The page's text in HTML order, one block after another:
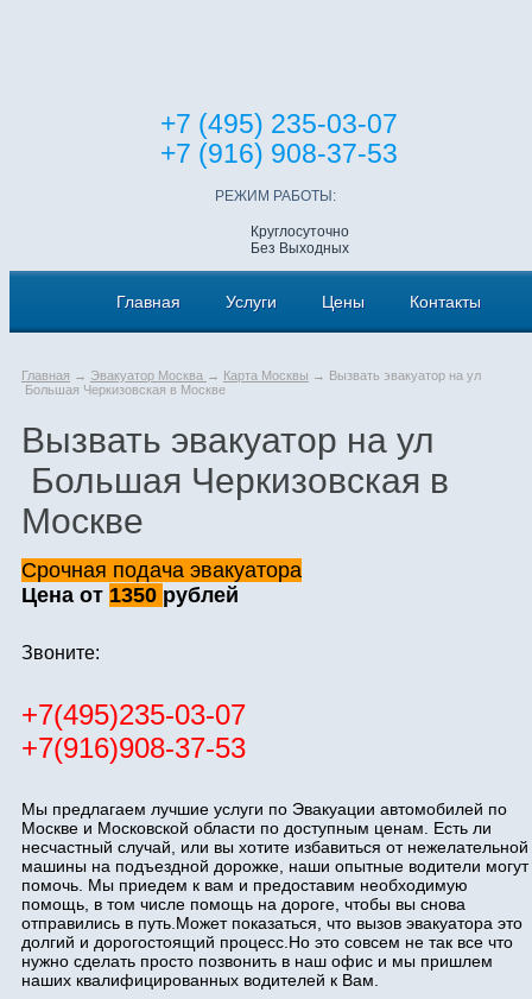
+7 (495) 235-03-07
+7 (916) 908-37-53
РЕЖИМ РАБОТЫ:
Круглосуточно
Без Выходных
Главная Услуги Цены Контакты
Главная → Эвакуатор Москва → Карта Москвы → Вызвать эвакуатор на ул
Большая Черкизовская в Москве
Вызвать эвакуатор на ул
Большая Черкизовская в
Москве
Срочная подача эвакуатора
Цена от 1350 рублей
Звоните:
+7(495)235-03-07
+7(916)908-37-53
Мы предлагаем лучшие услуги по Эвакуации автомобилей по
Москве и Московской области по доступным ценам. Есть ли
несчастный случай, или вы хотите избавиться от нежелательной
машины на подъездной дорожке, наши опытные водители могут
помочь. Мы приедем к вам и предоставим необходимую
помощь, в том числе помощь на дороге, чтобы вы снова
отправились в путь.Может показаться, что вызов эвакуатора это
долгий и дорогостоящий процесс.Но это совсем не так все что
нужно сделать просто позвонить в наш офис и мы пришлем
наших квалифицированных водителей к Вам.